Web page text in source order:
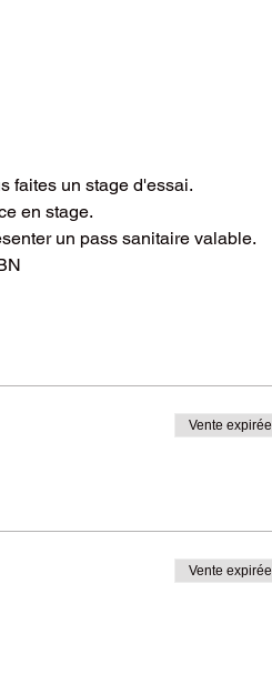
faites un stage d'essai.
en stage.
un pass sanitaire valable.
Vente expirée
Vente expirée